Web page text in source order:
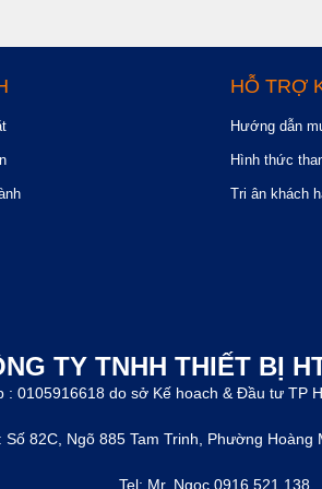
HỖ TRỢ
Hướng dẫn
Hình thức
Tri ân khách
TY TNHH THIẾT BỊ
: 0105916618 do sở Kế hoach & Đầu tư TP
Số 82C, Ngõ 885 Tam Trinh, Phường Hoàng
Tel: Mr. Ngọc 0916 521 138